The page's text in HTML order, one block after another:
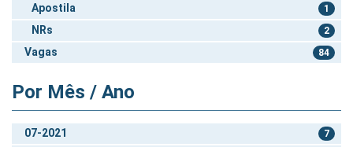
Apostila 1
NRs 2
Vagas 84
Por Mês / Ano
07-2021 7